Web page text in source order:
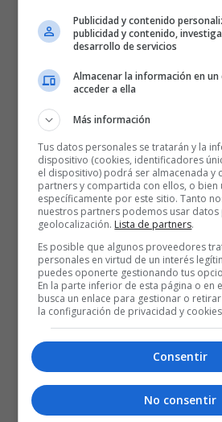
Seis jugadores de
candidatos al MVP
temporada 22-23
Posted
by
Rubén Gazapo Ramos
8 de abril de 2023
Darius Thompson,
Jornada 33 de
Publicidad y contenido
publicidad y contenido,
desarrollo de servicios
Almacenar la información en
acceder a ella
Más información
Tus datos personales se tratarán y la
dispositivo (cookies, identificadores
el dispositivo) podrá ser almacenada y
partners y compartida con ellos, o bien
específicamente por este sitio. Tanto
nuestros partners podemos usar datos
geolocalización. Lista de partners.
Es posible que algunos proveedores
personales en virtud de un interés
puedes oponerte gestionando tus
En la parte inferior de esta página o en
busca un enlace para gestionar o
la configuración de privacidad y
Consentir
No consentir